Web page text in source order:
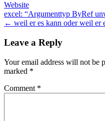
Website
Post
navigation
excel: “Argumenttyp ByRef
← weil er es kann oder weil er
Leave a Reply
Your email address will not be
marked *
Comment *